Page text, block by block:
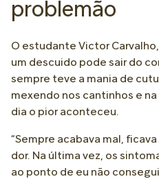
problemão
O estudante Victor
um descuido pode sair do
sempre teve a mania de
mexendo nos cantinhos e
dia o pior aconteceu.
“Sempre acabava mal,
dor. Na última vez, os
ao ponto de eu não